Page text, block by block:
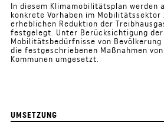
In diesem Klimamobilitätsplan werden
konkrete Vorhaben im
erheblichen Reduktion der
festgelegt. Unter Berücksichtigung
Mobilitätsbedürfnisse von
die festgeschriebenen Maßnahmen
Kommunen umgesetzt.
UMSETZUNG